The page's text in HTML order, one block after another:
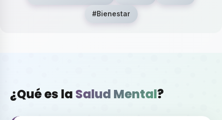
#Bienestar
¿Qué es la Salud Mental?